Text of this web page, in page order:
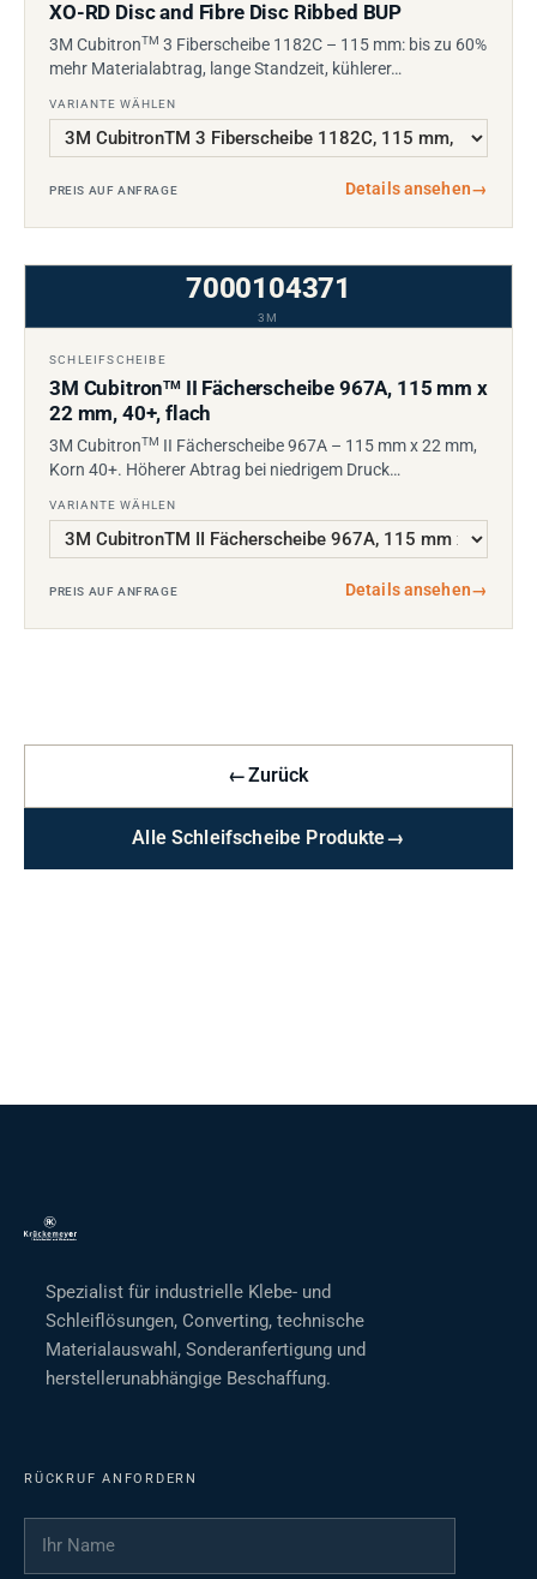
XO-RD Disc and Fibre Disc Ribbed BUP
3M CubitronTM 3 Fiberscheibe 1182C – 115 mm: bis zu 60%
mehr Materialabtrag, lange Standzeit, kühlerer…
VARIANTE WÄHLEN
PREIS AUF ANFRAGE Details ansehen→
7000104371
3M
SCHLEIFSCHEIBE
3M CubitronTMII Fächerscheibe 967A, 115 mm x
22 mm, 40+, flach
3M CubitronTM II Fächerscheibe 967A – 115 mm x 22 mm,
Korn 40+. Höherer Abtrag bei niedrigem Druck…
VARIANTE WÄHLEN
PREIS AUF ANFRAGE Details ansehen→
←Zurück
Alle Schleifscheibe Produkte→
Spezialist für industrielle Klebe- und
Schleiflösungen, Converting, technische
Materialauswahl, Sonderanfertigung und
herstellerunabhängige Beschaffung.
RÜCKRUF ANFORDERN
Ihr Name